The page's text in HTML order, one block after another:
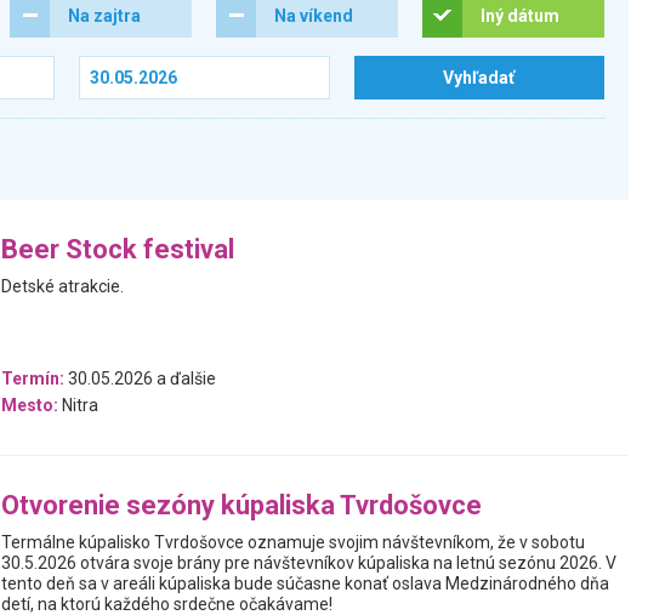
Na zajtra Na víkend Iný dátum
Beer Stock festival
Detské atrakcie.
Termín: 30.05.2026 a ďalšie
Mesto: Nitra
Otvorenie sezóny kúpaliska Tvrdošovce
Termálne kúpalisko Tvrdošovce oznamuje svojim návštevníkom, že v sobotu
30.5.2026 otvára svoje brány pre návštevníkov kúpaliska na letnú sezónu 2026. V
tento deň sa v areáli kúpaliska bude súčasne konať oslava Medzinárodného dňa
detí, na ktorú každého srdečne očakávame!